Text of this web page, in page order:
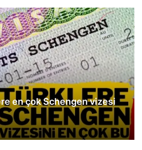
en çok Schengen vizesi